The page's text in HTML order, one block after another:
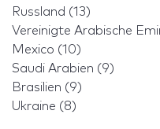
Russland (13)
Vereinigte Arabische
Mexico (10)
Saudi Arabien (9)
Brasilien (9)
Ukraine (8)